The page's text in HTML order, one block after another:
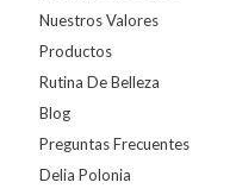
Nuestros Valores
Productos
Rutina De Belleza
Blog
Preguntas Frecuentes
Delia Polonia